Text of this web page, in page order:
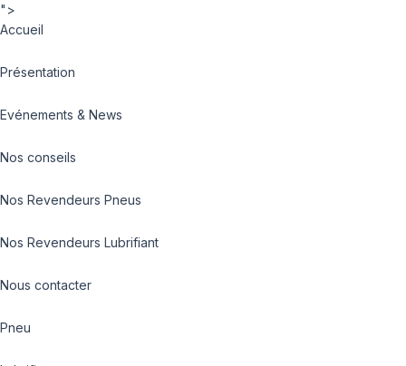
">
Accueil
Présentation
Evénements & News
Nos conseils
Nos Revendeurs Pneus
Nos Revendeurs Lubrifiant
Nous contacter
Pneu